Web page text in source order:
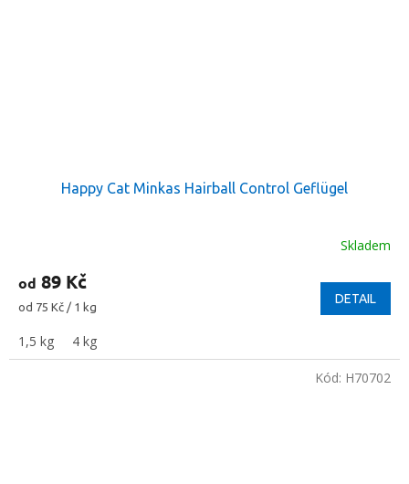
Happy Cat Minkas Hairball Control Geflügel
Skladem
od 89 Kč
Měrná
od 75 Kč / 1 kg
DETAIL
1,5 kg 4 kg
Kód: H70702